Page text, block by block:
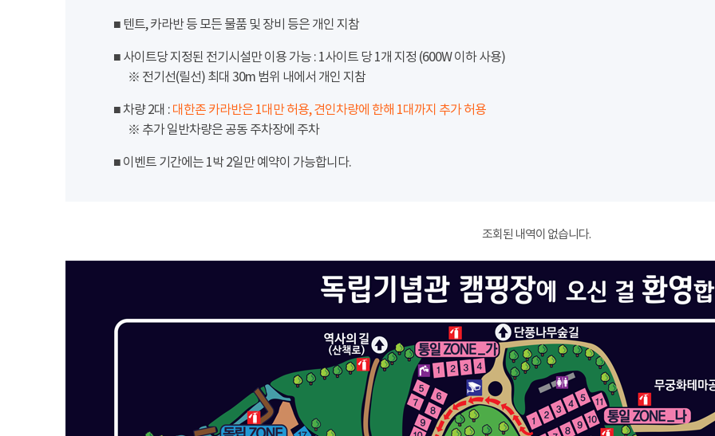
■ 텐트, 카라반 등 모든 물품 및 장비 등은 개인 지참
■ 사이트당 지정된 전기시설만 이용 가능 : 1사이트 당 1개 지정 (600W 이하 사용)
※ 전기선(릴선) 최대 30m 범위 내에서 개인 지참
■ 차량 2대 : 대한존 카라반은 1대만 허용, 견인차량에 한해 1대까지 추가 허용
※ 추가 일반차량은 공동 주차장에 주차
■ 이벤트 기간에는 1박 2일만 예약이 가능합니다.
조회된 내역이 없습니다.